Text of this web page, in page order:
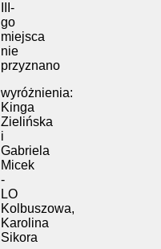
III-
go
miejsca
nie
przyznano
wyróżnienia:
Kinga
Zielińska
i
Gabriela
Micek
-
LO
Kolbuszowa,
Karolina
Sikora